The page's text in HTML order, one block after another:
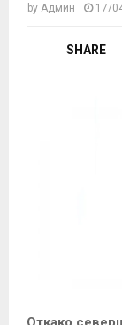
by Админ 17/
SHARE